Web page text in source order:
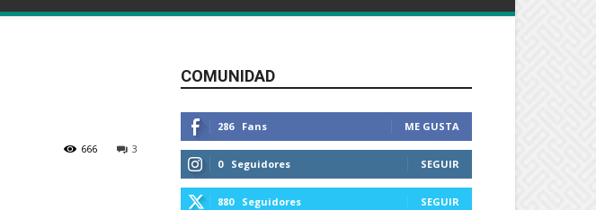
3
666
COMUNIDAD
286 Fans ME GUSTA
0 Seguidores SEGUIR
880 Seguidores SEGUIR